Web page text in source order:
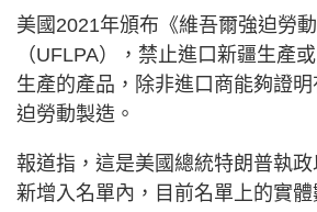
美國2021年頒布《維吾爾強迫勞
（UFLPA），禁止進口新疆生產
生產的產品，除非進口商能夠證
迫勞動製造。
報道指，這是美國總統特朗普執政
新增入名單內，目前名單上的實體